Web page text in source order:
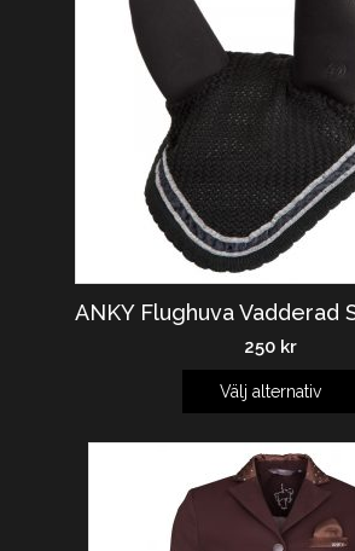
ANKY Flughuva Vadderad
250 kr
Välj alternativ